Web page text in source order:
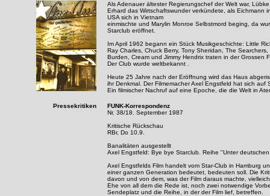
Als Adenauer ältester Regierungschef der Welt war,
Erhard das Wirtschaftswunder verkündete, als Eichmann
USA sich in Vietnam
einmischte und Marylin Monroe Selbstmord beging, da
Starclub eröffnet.
Im April 1962 begann ein Stück Musikgeschichte: Little
Ray Charles, Chuck Berry, Tony Sheridan, The
Burden, Cream und Jimmy Hendrix traten in der Grossen
Der Club wurde weltbekannt .
Heute 25 Jahre nach der Eröffnung wird das Haus
ihr Denkmal. Der Filmemacher Axel Engstfeld hat sich auf
Ein filmischer Nachruf auf eine Epoche, die die Welt in
Pressekritiken
FUNK-Korrespondenz
Nr. 38/18. September 1987
Kritische Rückschau
RBr, Do 10.9.
Banalitäten ausgestellt
Axel Engstfeld: Bye bye Starclub. Reihe "Unter
Axel Engstfelds Film handelt vom Star-Club in Hamburg
einer ganzen Generation bedeutet, bedeuten soll. Die
davon und von dem, was der Film daraus machte,
Ehe von all dem die Rede ist, noch zwei notwendige
Sendeplatz und die Reihe, in der der Film lief, betreffen.